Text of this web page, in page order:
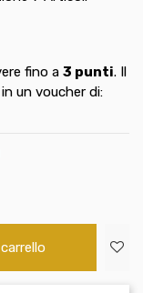
fino a 3 punti. Il
un voucher di: